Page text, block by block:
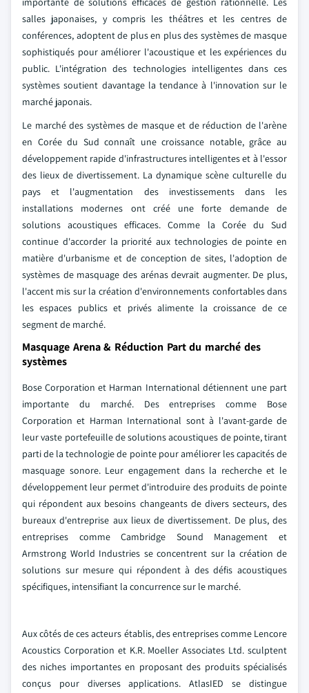
salles japonaises, y compris les théâtres et les centres de
conférences, adoptent de plus en plus des systèmes de masque
sophistiqués pour améliorer l'acoustique et les expériences du
public. L'intégration des technologies intelligentes dans ces
systèmes soutient davantage la tendance à l'innovation sur le
marché japonais.
Le marché des systèmes de masque et de réduction de l'arène
en Corée du Sud connaît une croissance notable, grâce au
développement rapide d'infrastructures intelligentes et à l'essor
des lieux de divertissement. La dynamique scène culturelle du
pays et l'augmentation des investissements dans les
installations modernes ont créé une forte demande de
solutions acoustiques efficaces. Comme la Corée du Sud
continue d'accorder la priorité aux technologies de pointe en
matière d'urbanisme et de conception de sites, l'adoption de
systèmes de masquage des arénas devrait augmenter. De plus,
l'accent mis sur la création d'environnements confortables dans
les espaces publics et privés alimente la croissance de ce
segment de marché.
Masquage Arena & Réduction Part du marché des
systèmes
Bose Corporation et Harman International détiennent une part
importante du marché. Des entreprises comme Bose
Corporation et Harman International sont à l'avant-garde de
leur vaste portefeuille de solutions acoustiques de pointe, tirant
parti de la technologie de pointe pour améliorer les capacités de
masquage sonore. Leur engagement dans la recherche et le
développement leur permet d'introduire des produits de pointe
qui répondent aux besoins changeants de divers secteurs, des
bureaux d'entreprise aux lieux de divertissement. De plus, des
entreprises comme Cambridge Sound Management et
Armstrong World Industries se concentrent sur la création de
solutions sur mesure qui répondent à des défis acoustiques
spécifiques, intensifiant la concurrence sur le marché.
Aux côtés de ces acteurs établis, des entreprises comme Lencore
Acoustics Corporation et K.R. Moeller Associates Ltd. sculptent
des niches importantes en proposant des produits spécialisés
conçus pour diverses applications. AtlasIED se distingue